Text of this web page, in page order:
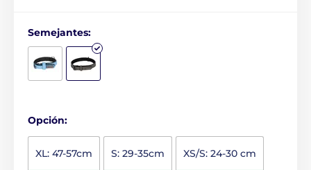
Semejantes:
Opción:
XL: 47-57cm S: 29-35cm XS/S: 24-30 cm